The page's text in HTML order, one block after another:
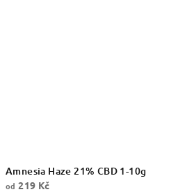
Amnesia Haze 21% CBD 1-10g
od 219 Kč